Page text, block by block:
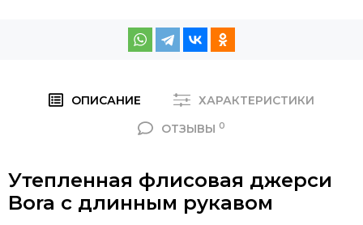
ОПИСАНИЕ
ХАРАКТЕРИСТИКИ
ОТЗЫВЫ 0
Утепленная флисовая джерси
Bora с длинным рукавом